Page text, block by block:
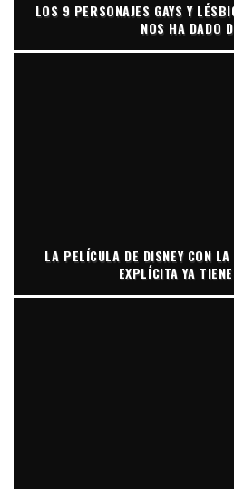
LOS 9 PERSONAJES GAYS Y
NOS HA DADO
LA PELÍCULA DE DISNEY CON
EXPLÍCITA YA